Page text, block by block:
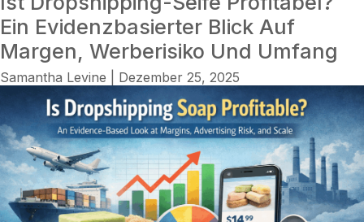
Ein Evidenzbasierter Blick Auf
Margen, Werberisiko Und Umfang
Samantha Levine Dezember 25, 2025